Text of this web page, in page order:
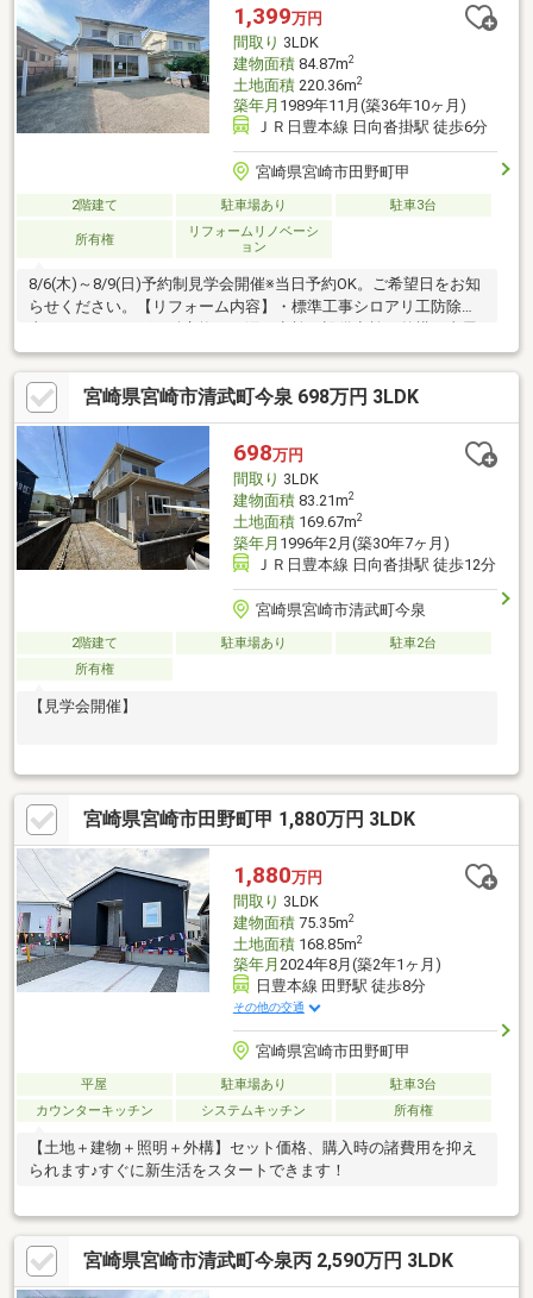
1,399万円
間取り 3LDK
建物面積84.87m2
土地面積220.36m2
築年月 1989年11月(築36年10ヶ月)
ＪＲ日豊本線 日向沓掛駅 徒歩6分
宮崎県宮崎市田野町甲
2階建て 駐車場あり 駐車3台
所有権
リフォームリノベーシ
ョン
8/6(木)～8/9(日)予約制見学会開催※当日予約OK。ご希望日をお知
らせください。【リフォーム内容】・標準工事シロアリ工防除工
根塗装、外壁塗装、庭木伐採・水回り工事システムキッチン交
換、ユニットバス交換、トイレ交換、洗面化粧台交換・内装工事
間取変更、室内ドア交換、床材上張、シューズボックス設置、ク
ロス張替、インターホン設置、火災報知器設置、照明器具交換
【おすすめポイント】・雨漏り、構造上主要な部分の欠陥や・腐
食、給排水管の故障や漏水についてお引渡しより２年間保証。・
シロア
宮崎県宮崎市清武町今泉 698万円 3LDK
698万円
間取り 3LDK
建物面積83.21m2
土地面積169.67m2
築年月 1996年2月(築30年7ヶ月)
ＪＲ日豊本線 日向沓掛駅 徒歩12分
宮崎県宮崎市清武町今泉
2階建て 駐車場あり
駐車2台
所有権
【見学会開催】
宮崎県宮崎市田野町甲 1,880万円 3LDK
1,880万円
間取り 3LDK
建物面積75.35m2
土地面積168.85m2
築年月 2024年8月(築2年1ヶ月)
日豊本線 田野駅 徒歩8分
その他の交通
宮崎県宮崎市田野町甲
平屋 駐車場あり
駐車3台
カウンターキッチン
システムキッチン 所有権
【土地＋建物＋照明＋外構】セット価格、購入時の諸費用を抑え
られます♪すぐに新生活をスタートできます！
宮崎県宮崎市清武町今泉丙 2,590万円 3LDK